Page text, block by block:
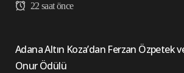
22 saat önce
Adana Altın Koza’dan Ferzan Özpetek
Onur Ödülü